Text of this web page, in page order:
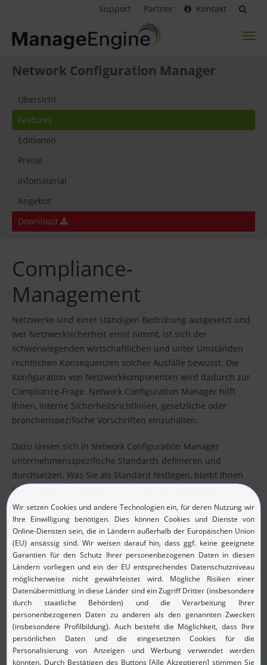
Support Partner Kontakt
Network Configuration Manager
Übersicht
Features
Editionen
Preise
Infomaterial
Angebot
Download
Compliance-
Management
Netzwerke sind einer ständigen Bedrohung ausgesetzt und
wer Netzwerksicherheit ernst nimmt, ist sich der
schwerwiegenden wirtschaftlichen und unter Umständen
rechtlichen Konsequenzen solcher Ausfälle bewusst. Die
Konfiguration von Netzwerkkomponenten wird dadurch zur
Compliance-Frage. Network Configuration Manager hilft
Ihnen, interne Sicherheitsrichtlinien, gesetzliche oder
branchenspezifische Vorschriften einzuhalten.
Dazu lassen sich in Network Configuration Manager
unternehmensspezifische Standards definieren und
durchsetzen. Was Sie als Standard festlegen, bleibt Ihnen
überlassen: Ein Standard kann beispielsweise sein, dass ein
bestimmter String, Befehl oder Parameter in einer
Konfiguration enthalten bzw. nicht enthalten ist. Sobald Sie
einen Standard definiert haben, scannt Network
Configuration Manager jede eingehende Konfiguration für
die dieser Standard gilt und überprüft, ob sie die
Anforderungen erfüllt. Wird ein Standard verletzt, alarmiert
die Software bei entsprechender Einstellung per E-Mail,
SNMP-Trap oder setzt die Konfiguration zurück.
Zudem nimmt Network Configuration Manager Verstöße
gegen Standards in die Compliance-Reportsmit auf. Die
Reports lassen sich automatisiert erstellen und stellen